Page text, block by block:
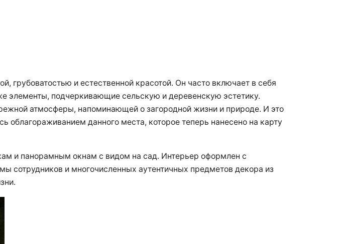
грубоватостью и естественной красотой. Он часто включает в себя
элементы, подчеркивающие сельскую и деревенскую эстетику.
атмосферы, напоминающей о загородной жизни и природе. И это
облагораживанием данного места, которое теперь нанесено на карту
и панорамным окнам с видом на сад. Интерьер оформлен с
сотрудников и многочисленных аутентичных предметов декора из